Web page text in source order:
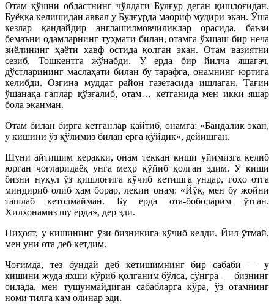
Отам қўшни областнинг чўлдаги Булғур деган қишлоғидан.
Буёққа келишидан аввал у Булғурда маориф мудири экан. Ўша
кезлар қандайдир англашилмовчиликлар орасида, баъзи
бемаъни одамларнинг туҳмати билан, отамга ўхшаш бир неча
зиёлининг ҳаёти хавф остида қолган экан. Отам вазиятни
сезиб, Тошкентга жўнабди. У ерда бир йилча яшагач,
дўстларининг маслаҳати билан бу тарафга, онамнинг юртига
келибди. Озгина муддат район газетасида ишлаган. Тағин
ўшанақа гаплар қўзғалиб, отам… кетганида мен икки яшар
бола эканман.
Отам билан бирга кетганлар қайтиб, онамга: «Бандалик экан,
у кишини ўз қўлимиз билан ерга қўйдик», дейишган.
Шуни айтишим керакки, онам теккан киши уйимизга келиб
юрган чоғларидаёқ унга меҳр қўйиб қолган эдим. У киши
бизни нуқул ўз қишлоғига кўчиб кетишга ундар, гоҳо отга
миндириб олиб ҳам борар, лекин онам: «Йўқ, мен бу жойни
ташлаб кетолмайман. Бу ерда ота-боболарим ўтган.
Хилхонамиз шу ерда», дер эди.
Ниҳоят, у кишининг ўзи бизникига кўчиб келди. Йил ўтмай,
мен уни ота деб кетдим.
Чоғимда, тез бундай деб кетишимнинг бир сабаби — у
кишини жуда яхши кўриб қолганим бўлса, сўнгра — бизнинг
оилада, мен тушунмайдиган сабабларга кўра, ўз отамнинг
номи тилга кам олинар эди.